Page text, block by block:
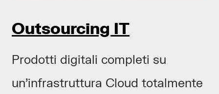
Outsourcing IT
Prodotti digitali completi su
un’infrastruttura Cloud totalmente